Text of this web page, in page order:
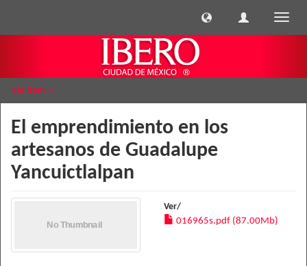
Ver ítem
El emprendimiento en los
artesanos de Guadalupe
Yancuictlalpan
Ver/
016965s.pdf (87.00Mb)